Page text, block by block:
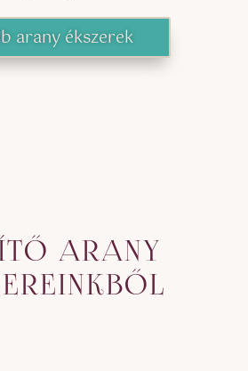
arany ékszerek
ARANY